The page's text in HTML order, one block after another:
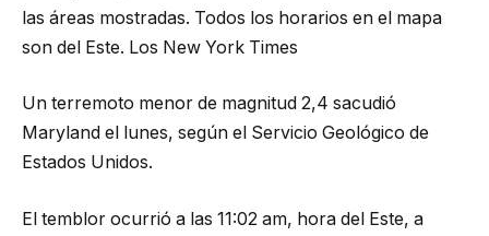
las áreas mostradas. Todos los horarios en el mapa
son del Este. Los New York Times
Un terremoto menor de magnitud 2,4 sacudió
Maryland el lunes, según el Servicio Geológico de
Estados Unidos.
El temblor ocurrió a las 11:02 am, hora del Este, a